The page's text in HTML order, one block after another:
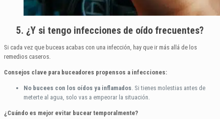
5. ¿Y si tengo infecciones de oído frecuentes?
Si cada vez que buceas acabas con una infección, hay que ir más allá de los
remedios caseros.
Consejos clave para buceadores propensos a infecciones:
No bucees con los oídos ya inflamados. Si tienes molestias antes de
meterte al agua, solo vas a empeorar la situación.
¿Cuándo es mejor evitar bucear temporalmente?